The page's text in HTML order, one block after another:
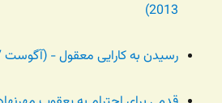
2013)
رسیدن به کارایی معقول - (آگوست 07, 2011)